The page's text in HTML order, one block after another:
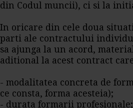
din Codul muncii), ci si la
In oricare din cele doua
parti ale contractului
sa ajunga la un acord,
aditional la acest contract
- modalitatea concreta de
ce consta, forma acesteia);
- durata formarii profesionale;